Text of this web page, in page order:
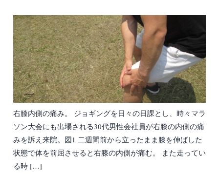
右膝内側の痛み。 ジョギングを日々の日課とし、時々マラ
ソン大会にも出場される30代男性会社員が右膝の内側の痛
みを訴え来院。図1 二週間前から立ったまま膝を伸ばした
状態で体を前屈させると右膝の内側が痛む。 また走ってい
る時 […]